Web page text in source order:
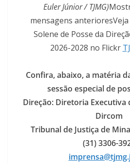
Euler Júnior / TJMG)
mensagens
Solene de Posse da
2026-2028 no Flickr
Confira, abaixo, a matéria
sessão especial de
Direção: Diretoria Executiva
Dircom
Tribunal de Justiça de
(31) 3306-